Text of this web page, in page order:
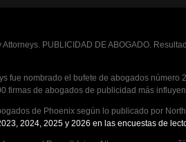
PUBLICIDAD DE ABOGADO.
fue nombrado el bufete de abogados
firmas de abogados de publicidad más
de Phoenix según lo publicado por
2024, 2025 y 2026 en las encuestas de